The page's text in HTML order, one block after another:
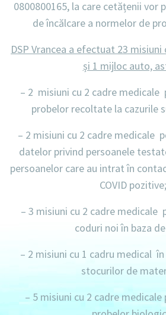
0800800165, la care cetățenii vor
de încălcare a normelor de
DSP Vrancea a efectuat 23
și 1 mijloc auto,
– 2 misiuni cu 2 cadre medicale
probelor recoltate la cazurile
– 2 misiuni cu 2 cadre medicale
datelor privind persoanele
persoanelor care au intrat în
COVID pozitive;
– 3 misiuni cu 2 cadre medicale
coduri noi în baza
– 2 misiuni cu 1 cadru medicalîn
stocurilor de
– 5 misiuni cu 2 cadre medicale